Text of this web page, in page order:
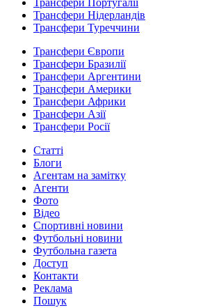
Трансфери Португалії
Трансфери Нідерландів
Трансфери Туреччини
Трансфери Європи
Трансфери Бразилії
Трансфери Аргентини
Трансфери Америки
Трансфери Африки
Трансфери Азії
Трансфери Росії
Статті
Блоги
Агентам на замітку
Агенти
Фото
Відео
Спортивні новини
Футбольні новини
Футбольна газета
Доступ
Контакти
Реклама
Пошук